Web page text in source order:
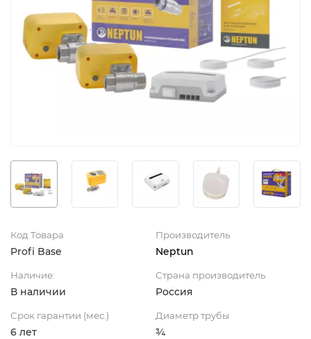
Код Товара
Profi Base
Производитель
Neptun
Наличие:
В наличии
Страна производитель
Россия
Срок гарантии (мес.)
6 лет
Диаметр трубы
¾